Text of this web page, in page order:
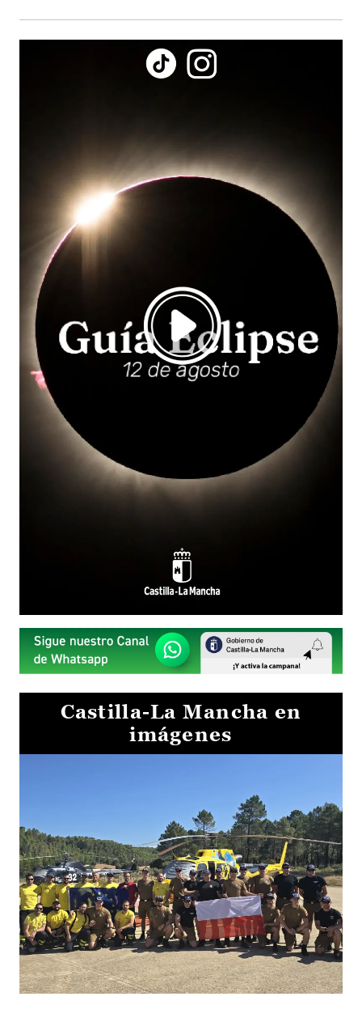
Castilla-La Mancha en
imágenes